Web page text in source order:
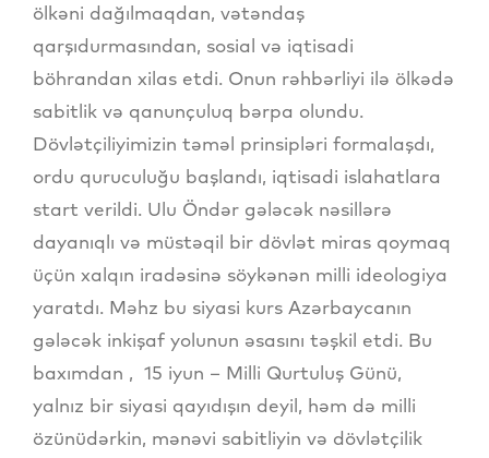
ölkəni dağılmaqdan, vətəndaş
qarşıdurmasından, sosial və iqtisadi
böhrandan xilas etdi. Onun rəhbərliyi ilə ölkədə
sabitlik və qanunçuluq bərpa olundu.
Dövlətçiliyimizin təməl prinsipləri formalaşdı,
ordu quruculuğu başlandı, iqtisadi islahatlara
start verildi. Ulu Öndər gələcək nəsillərə
dayanıqlı və müstəqil bir dövlət miras qoymaq
üçün xalqın iradəsinə söykənən milli ideologiya
yaratdı. Məhz bu siyasi kurs Azərbaycanın
gələcək inkişaf yolunun əsasını təşkil etdi. Bu
baxımdan , 15 iyun – Milli Qurtuluş Günü,
yalnız bir siyasi qayıdışın deyil, həm də milli
özünüdərkin, mənəvi sabitliyin və dövlətçilik